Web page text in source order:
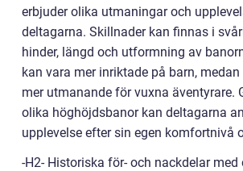
erbjuder olika utmaningar och
deltagarna. Skillnader kan finnas i
hinder, längd och utformning av
kan vara mer inriktade på barn,
mer utmanande för vuxna äventyrare.
olika höghöjdsbanor kan deltagarna
upplevelse efter sin egen komfortnivå
-H2- Historiska för- och nackdelar med